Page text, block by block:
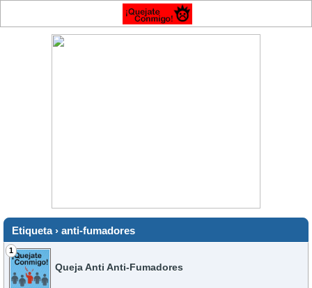
Etiqueta › anti-fumadores
1
Queja Anti Anti-Fumadores